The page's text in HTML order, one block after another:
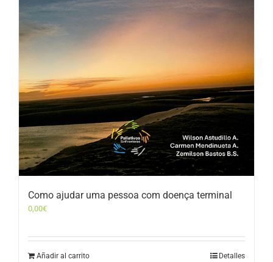
Como ajudar uma pessoa com doença terminal
0,00€
Añadir al carrito Detalles